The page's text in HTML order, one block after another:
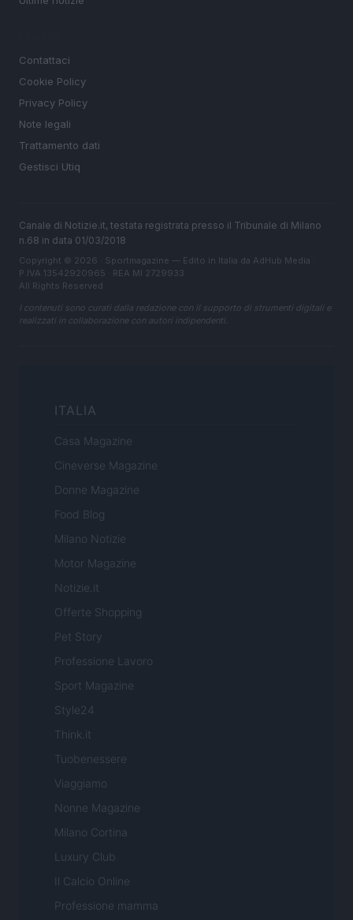
Contattaci
Cookie Policy
Privacy Policy
Note legali
Trattamento dati
Gestisci Utiq
Canale di Notizie.it, testata registrata presso il Tribunale di Milano
n.68 in data 01/03/2018
Copyright © 2026 · Sportmagazine — Edito in Italia da AdHub Media
P.IVA 13542920965 · REA MI 2729933
All Rights Reserved
I contenuti sono curati dalla redazione con il supporto di strumenti digitali e
realizzati in collaborazione con autori indipendenti.
ITALIA
Casa Magazine
Cineverse Magazine
Donne Magazine
Food Blog
Milano Notizie
Motor Magazine
Notizie.it
Offerte Shopping
Pet Story
Professione Lavoro
Sport Magazine
Style24
Think.it
Tuobenessere
Viaggiamo
Nonne Magazine
Milano Cortina
Luxury Club
Il Calcio Online
Professione mamma